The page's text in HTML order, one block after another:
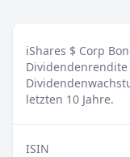
iShares $ Corp
Dividendenrendite
letzten 10 Jahre.
ISIN